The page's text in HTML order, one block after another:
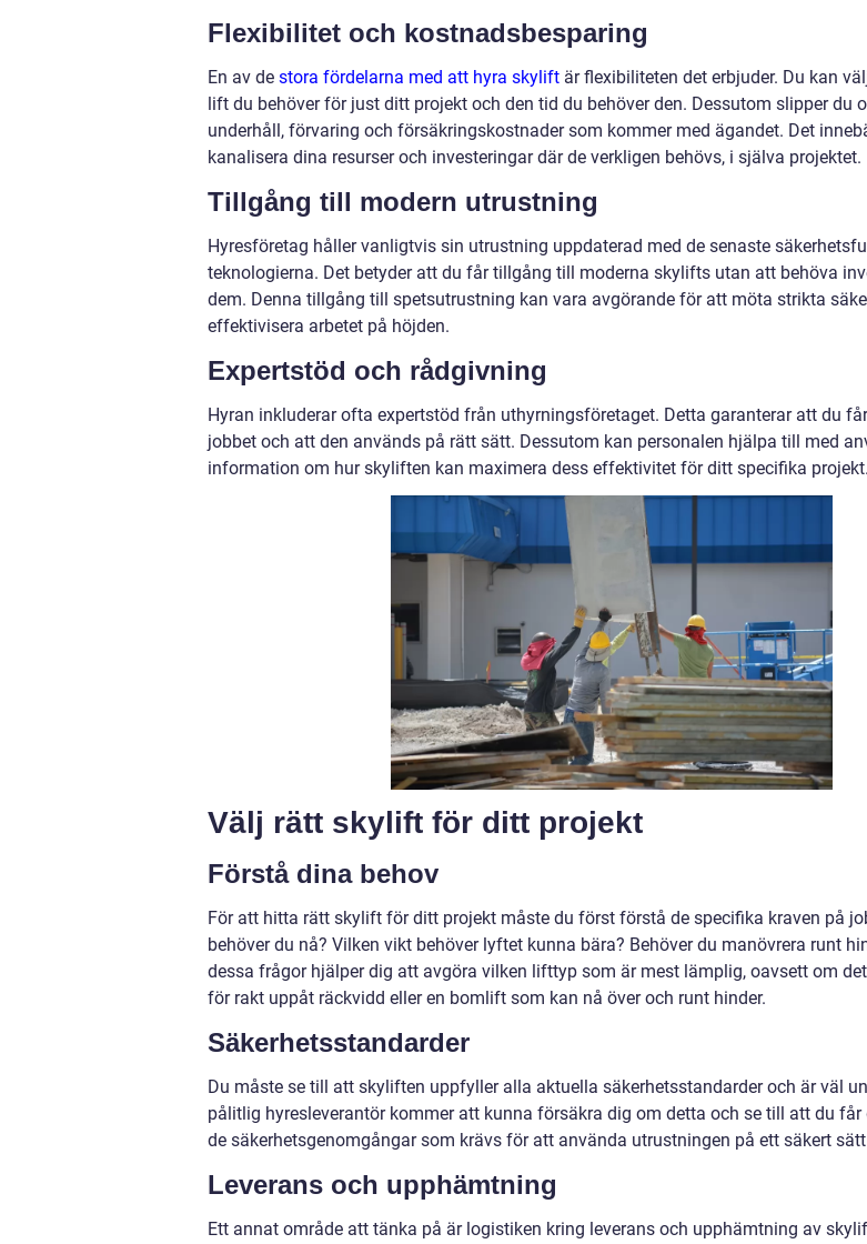
Flexibilitet och kostnadsbesparing
En av de stora fördelarna med att hyra skylift är flexibiliteten det erbjuder. Du kan
lift du behöver för just ditt projekt och den tid du behöver den. Dessutom slipper du
underhåll, förvaring och försäkringskostnader som kommer med ägandet. Det
kanalisera dina resurser och investeringar där de verkligen behövs, i själva projektet.
Tillgång till modern utrustning
Hyresföretag håller vanligtvis sin utrustning uppdaterad med de senaste
teknologierna. Det betyder att du får tillgång till moderna skylifts utan att behöva
dem. Denna tillgång till spetsutrustning kan vara avgörande för att möta strikta
effektivisera arbetet på höjden.
Expertstöd och rådgivning
Hyran inkluderar ofta expertstöd från uthyrningsföretaget. Detta garanterar att du
jobbet och att den används på rätt sätt. Dessutom kan personalen hjälpa till med
information om hur skyliften kan maximera dess effektivitet för ditt specifika projekt.
Välj rätt skylift för ditt projekt
Förstå dina behov
För att hitta rätt skylift för ditt projekt måste du först förstå de specifika kraven på
behöver du nå? Vilken vikt behöver lyftet kunna bära? Behöver du manövrera runt
dessa frågor hjälper dig att avgöra vilken lifttyp som är mest lämplig, oavsett om
för rakt uppåt räckvidd eller en bomlift som kan nå över och runt hinder.
Säkerhetsstandarder
Du måste se till att skyliften uppfyller alla aktuella säkerhetsstandarder och är väl
pålitlig hyresleverantör kommer att kunna försäkra dig om detta och se till att du
de säkerhetsgenomgångar som krävs för att använda utrustningen på ett säkert
Leverans och upphämtning
Ett annat område att tänka på är logistiken kring leverans och upphämtning av